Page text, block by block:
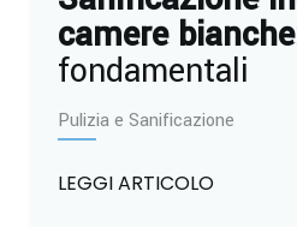
camere bianche
fondamentali
Pulizia e Sanificazione
LEGGI ARTICOLO